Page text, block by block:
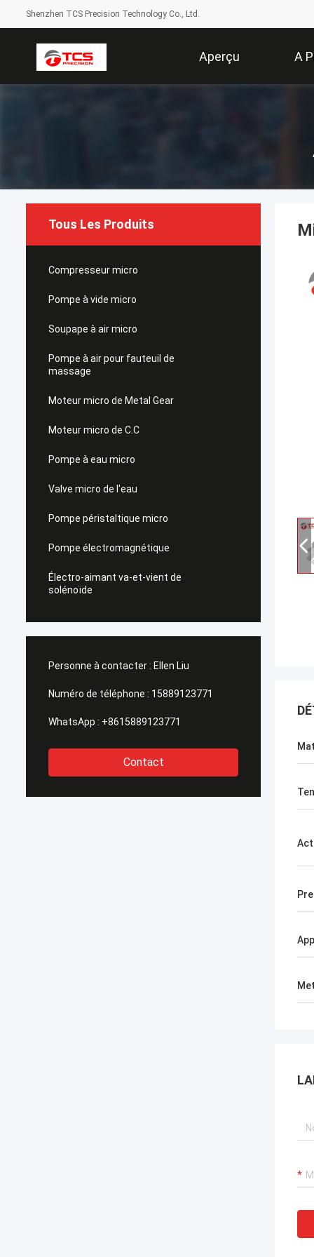
Shenzhen TCS Precision Technology Co., Ltd.
Aperçu A
Tous Les Produits
Compresseur micro
Pompe à vide micro
Soupape à air micro
Pompe à air pour fauteuil de
massage
Moteur micro de Metal Gear
Moteur micro de C.C
Pompe à eau micro
Valve micro de l'eau
Pompe péristaltique micro
Pompe électromagnétique
Électro-aimant va-et-vient de
solénoïde
Personne à contacter : Ellen Liu
Numéro de téléphone : 15889123771
WhatsApp : +8615889123771
Contact